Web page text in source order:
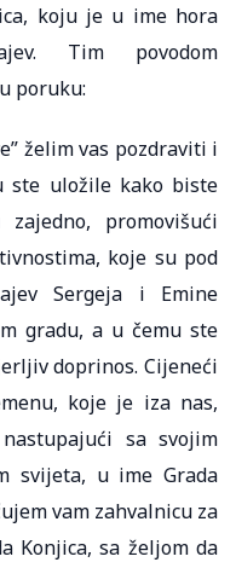
koju je u ime hora
Tim povodom
poruku:
želim vas pozdraviti i
ste uložile kako biste
promovišući
koje su pod
Sergeja i Emine
gradu, a u čemu ste
doprinos. Cijeneći
koje je iza nas,
sa svojim
svijeta, u ime Grada
vam zahvalnicu za
Konjica, sa željom da